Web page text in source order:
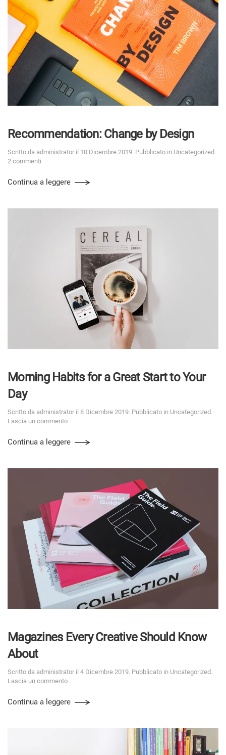
Recommen­dation: Change by Design
Scritto da administrator il 10 Dicembre 2019. Pubblicato in Uncategorized .
2 commenti
Continua a leggere
Morning Habits for a Great Start to Your
Day
Scritto da administrator il 8 Dicembre 2019. Pubblicato in Uncategorized .
Lascia un commento
Continua a leggere
Magazines Every Creative Should Know
About
Scritto da administrator il 4 Dicembre 2019. Pubblicato in Uncategorized .
Lascia un commento
Continua a leggere